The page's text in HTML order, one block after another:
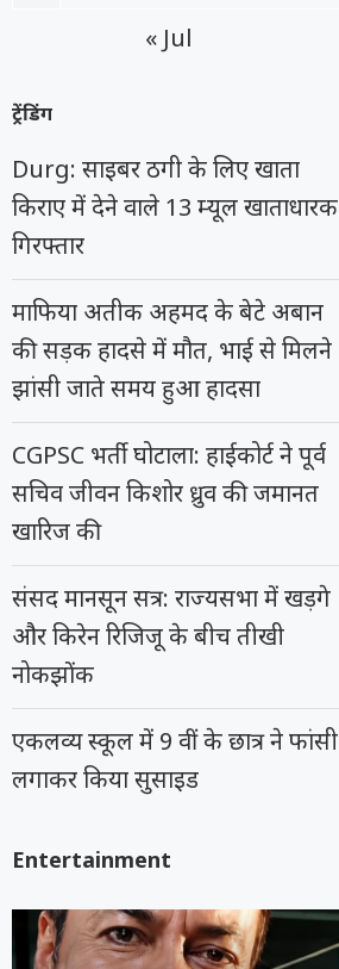
« Jul
ट्रेंडिंग
Durg: साइबर ठगी के लिए खाता
किराए में देने वाले 13 म्यूल खाताधारक
गिरफ्तार
माफिया अतीक अहमद के बेटे अबान
की सड़क हादसे में मौत, भाई से मिलने
झांसी जाते समय हुआ हादसा
CGPSC भर्ती घोटाला: हाईकोर्ट ने पूर्व
सचिव जीवन किशोर ध्रुव की जमानत
खारिज की
संसद मानसून सत्र: राज्यसभा में खड़गे
और किरेन रिजिजू के बीच तीखी
नोकझोंक
एकलव्य स्कूल में 9 वीं के छात्र ने फांसी
लगाकर किया सुसाइड
Entertainment